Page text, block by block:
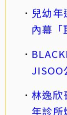
兒幼
內幕「
JISOO
林逸欣
年診